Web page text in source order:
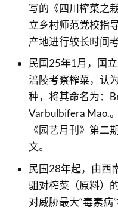
写的《四川榨菜之
立乡村师范党校指
产地进行较长时间
民国25年1月，国
涪陵考察榨菜，认
种，将其命名为：
Varbulbifera Mao.
《园艺月刊》第二
文。
民国28年起，由西
驵对榨菜（原料）
对威胁最大“毒素病